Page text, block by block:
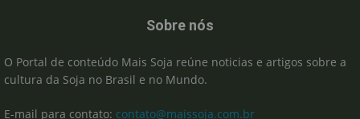
Sobre nós
O Portal de conteúdo Mais Soja reúne noticias e artigos sobre a
cultura da Soja no Brasil e no Mundo.
E-mail para contato: contato@maissoja.com.br